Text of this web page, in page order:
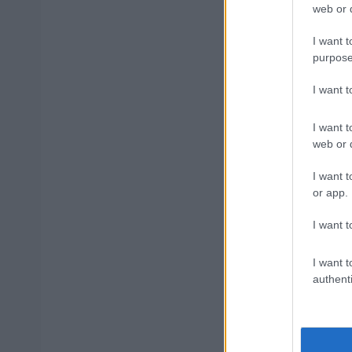
web or
I want
I want
I want
web or
I want
or app.
I want
I want
ΑΣΕΠ:
ΑΣΕΠ:
ΔΥΠΑ: